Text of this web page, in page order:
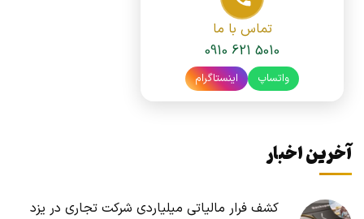
تماس با ما
0910 621 5010
واتساپ اینستاگرام
آخرین اخبار
کشف فرار مالیاتی میلیاردی شرکت تجاری در یزد